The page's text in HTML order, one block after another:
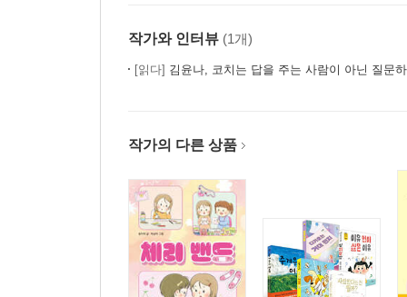
작가와 인터뷰 (1개)
[읽다] 김윤나, 코치는 답을 주는 사람이 아닌 질문
작가의 다른 상품